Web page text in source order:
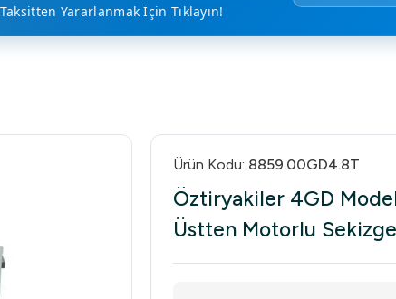
Yararlanmak İçin Tıklayın!
Ürün Kodu: 8859.00GD4.8T
Öztiryakiler 4GD
Üstten Motorlu